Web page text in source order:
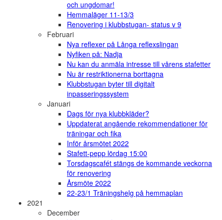
och ungdomar!
Hemmaläger 11-13/3
Renovering i klubbstugan- status v 9
Februari
Nya reflexer på Långa reflexslingan
Nyfiken på: Nadja
Nu kan du anmäla intresse till vårens stafetter
Nu är restriktionerna borttagna
Klubbstugan byter till digitalt
inpasseringssystem
Januari
Dags för nya klubbkläder?
Uppdaterat angående rekommendationer för
träningar och fika
Inför årsmötet 2022
Stafett-pepp lördag 15:00
Torsdagscafét stängs de kommande veckorna
för renovering
Årsmöte 2022
22-23/1 Träningshelg på hemmaplan
2021
December